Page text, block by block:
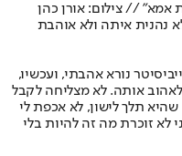
אמא" // צילום: אורן כהן
נהנית איתה ולא אוהבת
נורא אהבתי, ועכשיו,
אותה. לא מצליחה לקבל
תלך לישון, לא אכפת לי
לא זוכרת מה זה להיות בלי